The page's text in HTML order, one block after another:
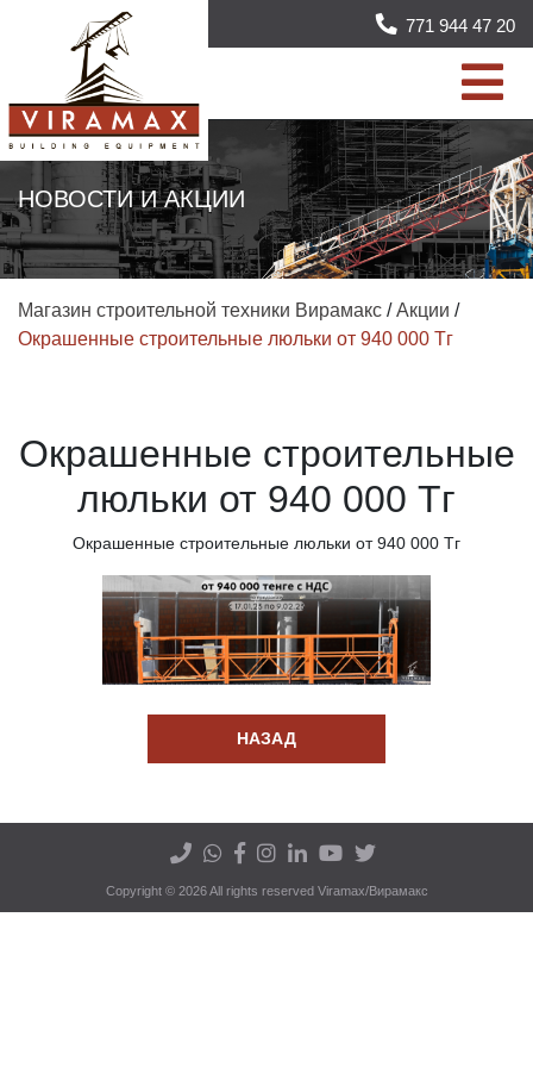
771 944 47 20
НОВОСТИ И АКЦИИ
Магазин строительной техники Вирамакс /Акции /
Окрашенные строительные люльки от 940 000 Тг
Окрашенные строительные
люльки от 940 000 Тг
Окрашенные строительные люльки от 940 000 Тг
НАЗАД
Copyright © 2026 All rights reserved Viramax/Вирамакс